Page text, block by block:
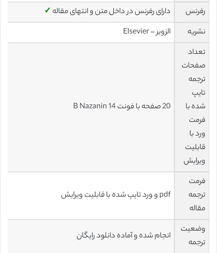
رفرنس دارای رفرنس در داخل متن و انتهای مقاله ✓
نشریه
الزویر – Elsevier
تعداد
صفحات
ترجمه
تایپ
شده با
فرمت
ورد با
قابلیت
ویرایش
20 صفحه با فونت 14 B Nazanin
فرمت
ترجمه
مقاله
pdf و ورد تایپ شده با قابلیت ویرایش
وضعیت
ترجمه
انجام شده و آماده دانلود رایگان